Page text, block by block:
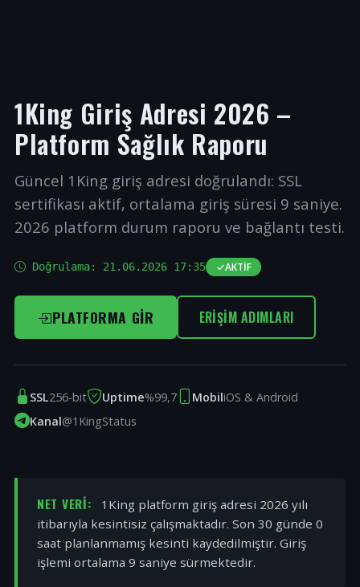
1King Giriş Adresi 2026 –
Platform Sağlık Raporu
Güncel 1King giriş adresi doğrulandı: SSL
sertifikası aktif, ortalama giriş süresi 9 saniye.
2026 platform durum raporu ve bağlantı testi.
Doğrulama: 21.06.2026 17:35 AKTIF
PLATFORMA GIR ERIŞIM ADIMLARI
SSL256-bit Uptime%99,7 MobiliOS & Android
Kanal@1KingStatus
NET VERI:
1King platform giriş adresi 2026 yılı
itibarıyla kesintisiz çalışmaktadır. Son 30 günde 0
saat planlanmamış kesinti kaydedilmiştir. Giriş
işlemi ortalama 9 saniye sürmektedir.